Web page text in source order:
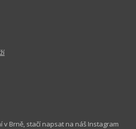
Brně, stačí napsat na náš Instagram